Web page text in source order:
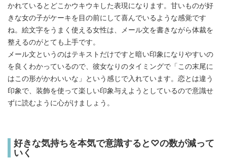
かれているとどこかウキウキした表現になります。甘いものが好
きな女の子がケーキを目の前にして喜んでいるような感覚です
ね。絵文字をうまく使える女性は、メール文を書きながら体裁を
整えるのがとても上手です。
メール文というのはテキストだけですと暗い印象になりやすいの
を良くわかっているので、彼女なりのタイミングで「この末尾に
はこの形がかわいいな」という感じで入れています。恋とは違う
印象で、装飾を使って楽しい印象与えようとしているので意識せ
ずに読むように心がけましょう。
好きな気持ちを本気で意識すると♡の数が減って
いく